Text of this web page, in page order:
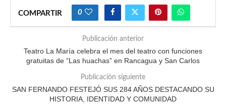
COMPARTIR 0
Publicación anterior
Teatro La María celebra el mes del teatro con funciones
gratuitas de “Las huachas” en Rancagua y San Carlos
Publicación siguiente
SAN FERNANDO FESTEJÓ SUS 284 AÑOS DESTACANDO SU
HISTORIA, IDENTIDAD Y COMUNIDAD